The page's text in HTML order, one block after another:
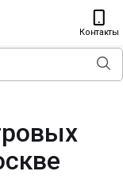
Контакты